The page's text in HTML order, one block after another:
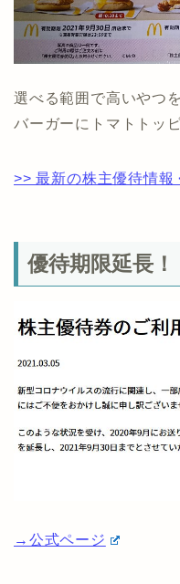
選べる範囲で高いやつ
バーガーにトマトトッ
>> 最新の株主優待情報
優待期限延長！
→公式ページ